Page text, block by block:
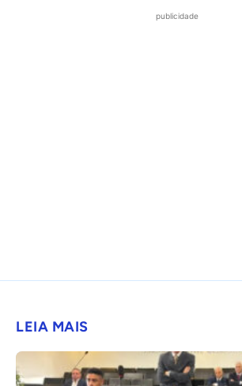
publicidade
LEIA MAIS